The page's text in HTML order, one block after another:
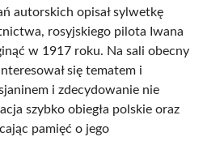
autorskich opisał sylwetkę
rosyjskiego pilota Iwana
w 1917 roku. Na sali obecny
się tematem i
i zdecydowanie nie
szybko obiegła polskie oraz
pamięć o jego